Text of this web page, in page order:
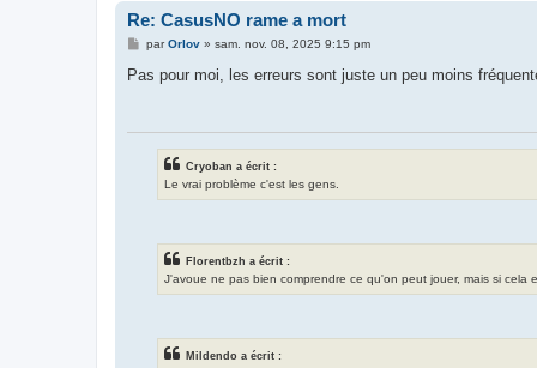
Re: CasusNO rame a mort
M
s
parOrlov» sam. nov. 08, 2025 9:15 pm
Pas pour moi, les erreurs sont juste un peu moins
Cryoban a écrit :
Le vrai problème c'est les gens.
Florentbzh a écrit :
J'avoue ne pas bien comprendre ce qu'on peut jouer, mais si cela
Mildendo a écrit :